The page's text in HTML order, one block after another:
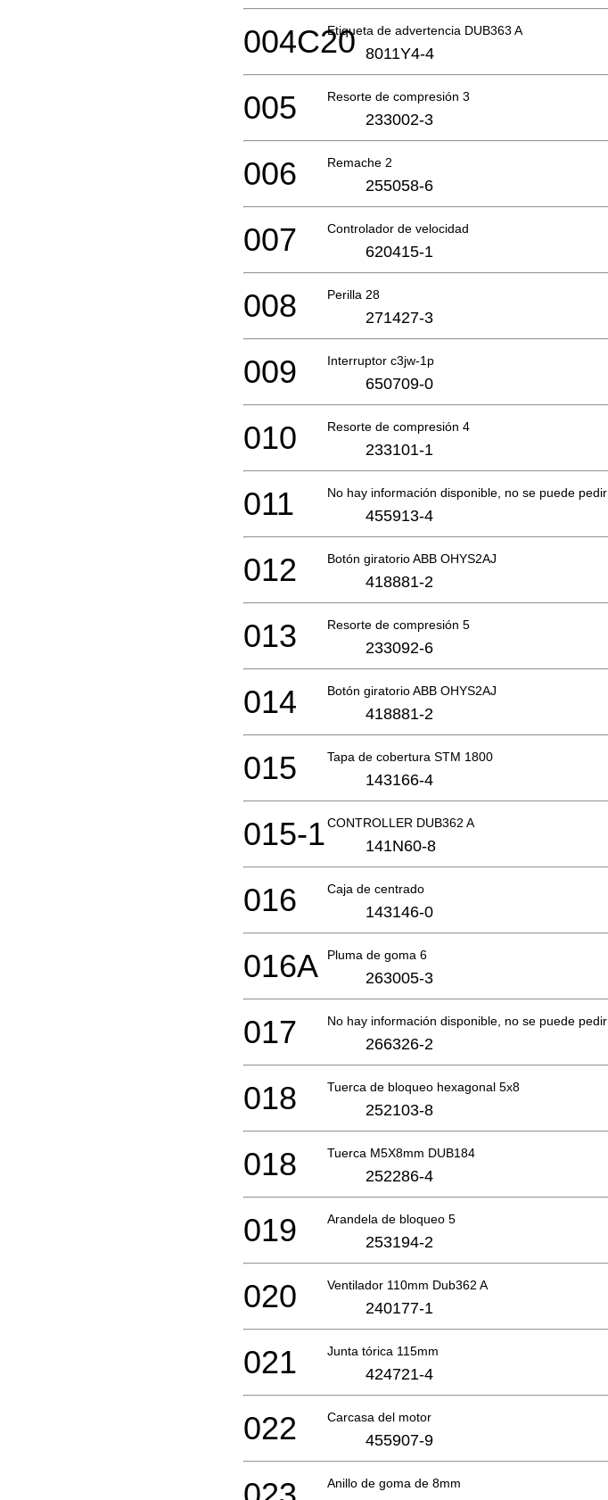
Etiqueta de advertencia DUB363 A
004C20 8011Y4-4
Resorte de compresión 3
005 233002-3
Remache 2
006 255058-6
Controlador de velocidad
007 620415-1
Perilla 28
008 271427-3
Interruptor c3jw-1p
009 650709-0
Resorte de compresión 4
010 233101-1
No hay información disponible, no se puede pedir
011 455913-4
Botón giratorio ABB OHYS2AJ
012 418881-2
Resorte de compresión 5
013 233092-6
Botón giratorio ABB OHYS2AJ
014 418881-2
Tapa de cobertura STM 1800
015 143166-4
CONTROLLER DUB362 A
015-1 141N60-8
Caja de centrado
016 143146-0
Pluma de goma 6
016A 263005-3
No hay información disponible, no se puede pedir
017 266326-2
Tuerca de bloqueo hexagonal 5x8
018 252103-8
Tuerca M5X8mm DUB184
018 252286-4
Arandela de bloqueo 5
019 253194-2
Ventilador 110mm Dub362 A
020 240177-1
Junta tórica 115mm
021 424721-4
Carcasa del motor
022 455907-9
Anillo de goma de 8mm